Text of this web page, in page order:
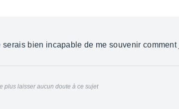
serais bien incapable de me souvenir
plus laisser aucun doute à ce sujet